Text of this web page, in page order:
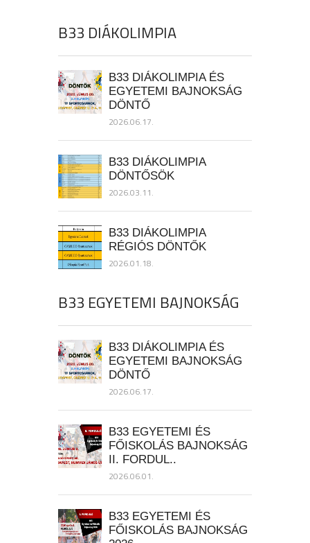
B33 DIÁKOLIMPIA
B33 DIÁKOLIMPIA ÉS
EGYETEMI BAJNOKSÁG
DÖNTŐ
2026.06.17.
B33 DIÁKOLIMPIA
DÖNTŐSÖK
2026.03.11.
B33 DIÁKOLIMPIA
RÉGIÓS DÖNTŐK
2026.01.18.
B33 EGYETEMI BAJNOKSÁG
B33 DIÁKOLIMPIA ÉS
EGYETEMI BAJNOKSÁG
DÖNTŐ
2026.06.17.
B33 EGYETEMI ÉS
FŐISKOLÁS BAJNOKSÁG
II. FORDUL..
2026.06.01.
B33 EGYETEMI ÉS
FŐISKOLÁS BAJNOKSÁG